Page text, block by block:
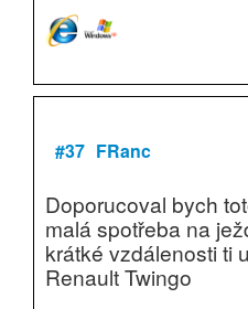
#37 FRanc
Doporucoval bych
malá spotřeba na
krátké vzdálenosti ti
Renault Twingo